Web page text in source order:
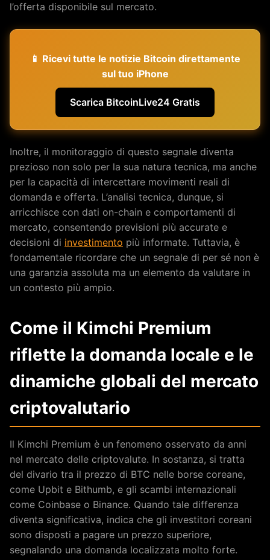
l’offerta disponibile sul mercato.
📱 Ricevi tutte le notizie Bitcoin direttamente
sul tuo iPhone
Scarica BitcoinLive24 Gratis
Inoltre, il monitoraggio di questo segnale diventa
prezioso non solo per la sua natura tecnica, ma anche
per la capacità di intercettare movimenti reali di
domanda e offerta. L’analisi tecnica, dunque, si
arricchisce con dati on-chain e comportamenti di
mercato, consentendo previsioni più accurate e
decisioni di investimento più informate. Tuttavia, è
fondamentale ricordare che un segnale di per sé non è
una garanzia assoluta ma un elemento da valutare in
un contesto più ampio.
Come il Kimchi Premium
riflette la domanda locale e le
dinamiche globali del mercato
criptovalutario
Il Kimchi Premium è un fenomeno osservato da anni
nel mercato delle criptovalute. In sostanza, si tratta
del divario tra il prezzo di BTC nelle borse coreane,
come Upbit e Bithumb, e gli scambi internazionali
come Coinbase o Binance. Quando tale differenza
diventa significativa, indica che gli investitori coreani
sono disposti a pagare un prezzo superiore,
segnalando una domanda localizzata molto forte.